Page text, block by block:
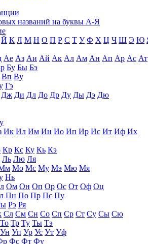
названий на буквы А-Я
Й К Л М Н О П Р С Т У Ф Х Ц Ч Ш Э Ю
Ае Аз Аи Ай Ак Ал Ам Ан Ап Ар Ас Ат
Бу Бы Бэ
Вп Ву
Гэ
Дж Ди Дл До Др Ду Ды Дэ Дю
Ик Ил Им Ин Ио Ип Ир Ис Ит Иф Их
Кр Кс Ку Кь Кэ
Ль Лю Ля
Мо Мс Му Мэ Мю Мя
Нь
Ом Он Оп Ор Ос От Оф Оц
Пн По Пр Пс Пу
Рэ Ря
Сл См Сн Со Сп Ср Ст Су Сы Сю
То Тр Ту Ты Тэ
Ун Уп Ур Ус Ут Уф
Фс Фт Фу